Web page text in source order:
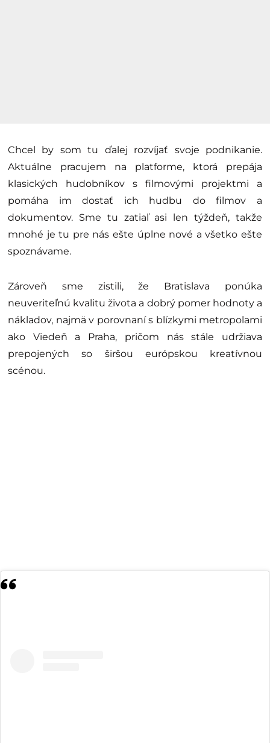
Chcel by som tu ďalej rozvíjať svoje podnikanie.
Aktuálne pracujem na platforme, ktorá prepája
klasických hudobníkov s filmovými projektmi a
pomáha im dostať ich hudbu do filmov a
dokumentov. Sme tu zatiaľ asi len týždeň, takže
mnohé je tu pre nás ešte úplne nové a všetko ešte
spoznávame.
Zároveň sme zistili, že Bratislava ponúka
neuveriteľnú kvalitu života a dobrý pomer hodnoty a
nákladov, najmä v porovnaní s blízkymi metropolami
ako Viedeň a Praha, pričom nás stále udržiava
prepojených so širšou európskou kreatívnou
scénou.